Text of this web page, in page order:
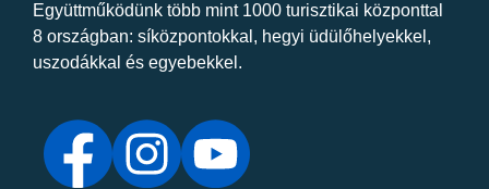
Együttműködünk több mint 1000 turisztikai központtal
8 országban: síközpontokkal, hegyi üdülőhelyekkel,
uszodákkal és egyebekkel.